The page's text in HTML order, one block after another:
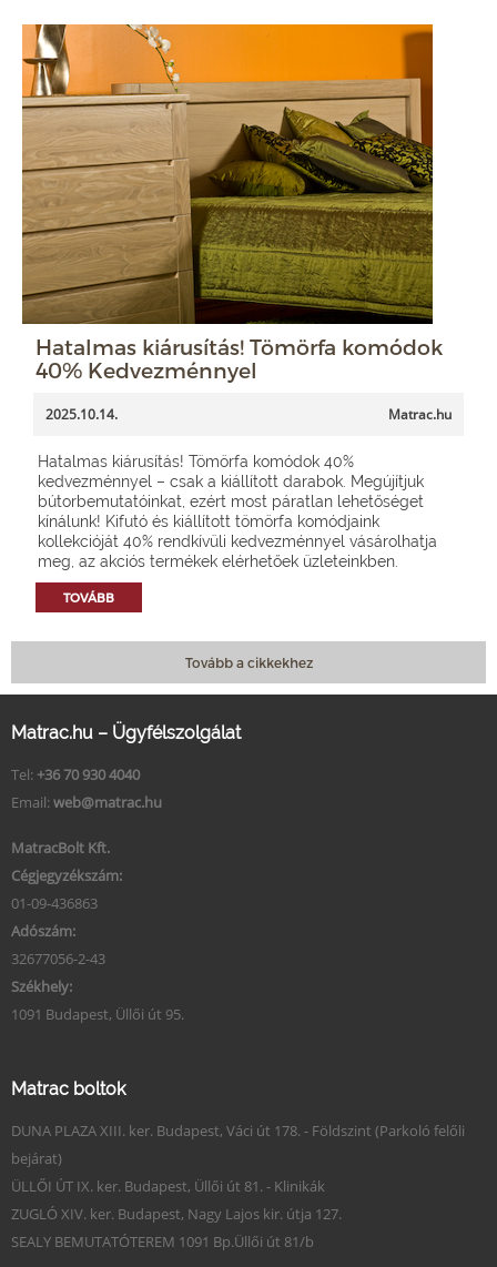
Hatalmas kiárusítás! Tömörfa komódok
40% Kedvezménnyel
2025.10.14. Matrac.hu
Hatalmas kiárusítás! Tömörfa komódok 40%
kedvezménnyel – csak a kiállított darabok. Megújítjuk
bútorbemutatóinkat, ezért most páratlan lehetőséget
kínálunk! Kifutó és kiállított tömörfa komódjaink
kollekcióját 40% rendkívüli kedvezménnyel vásárolhatja
meg, az akciós termékek elérhetőek üzleteinkben.
TOVÁBB
Tovább a cikkekhez
Matrac.hu – Ügyfélszolgálat
Tel: +36 70 930 4040
Email: web@matrac.hu
MatracBolt Kft.
Cégjegyzékszám:
01-09-436863
Adószám:
32677056-2-43
Székhely:
1091 Budapest, Üllői út 95.
Matrac boltok
DUNA PLAZA XIII. ker. Budapest, Váci út 178. - Földszint (Parkoló felőli
bejárat)
ÜLLŐI ÚT IX. ker. Budapest, Üllői út 81. - Klinikák
ZUGLÓ XIV. ker. Budapest, Nagy Lajos kir. útja 127.
SEALY BEMUTATÓTEREM 1091 Bp.Üllői út 81/b